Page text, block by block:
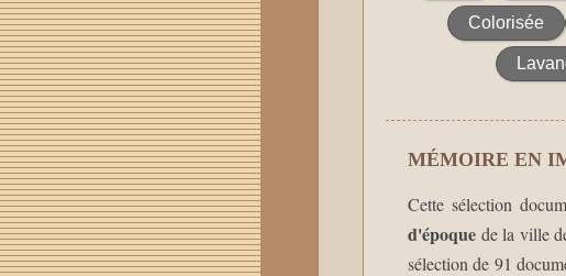
Colorisée
MÉMOIRE EN
Cette sélection
d'époque de la ville
sélection de 91